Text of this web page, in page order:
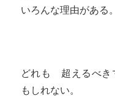
いろんな理由がある。
どれも 超えるべき
もしれない。